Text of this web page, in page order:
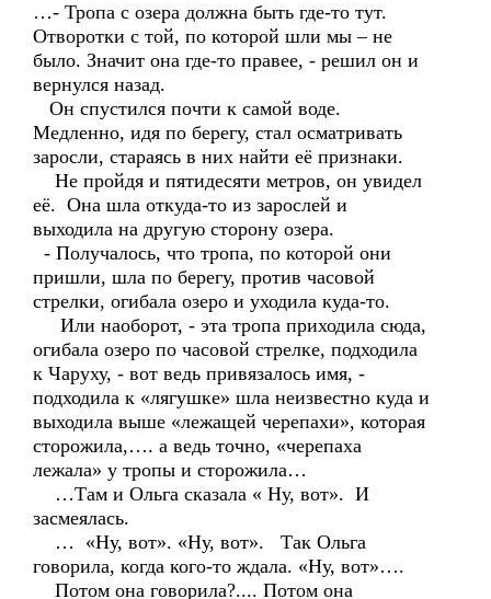
…- Тропа с озера должна быть где-то тут.
Отворотки с той, по которой шли мы – не
было. Значит она где-то правее, - решил он и
вернулся назад.
Он спустился почти к самой воде.
Медленно, идя по берегу, стал осматривать
заросли, стараясь в них найти её признаки.
Не пройдя и пятидесяти метров, он увидел
её. Она шла откуда-то из зарослей и
выходила на другую сторону озера.
- Получалось, что тропа, по которой они
пришли, шла по берегу, против часовой
стрелки, огибала озеро и уходила куда-то.
Или наоборот, - эта тропа приходила сюда,
огибала озеро по часовой стрелке, подходила
к Чаруху, - вот ведь привязалось имя, -
подходила к «лягушке» шла неизвестно куда и
выходила выше «лежащей черепахи», которая
сторожила,…. а ведь точно, «черепаха
лежала» у тропы и сторожила…
…Там и Ольга сказала « Ну, вот». И
засмеялась.
… «Ну, вот». «Ну, вот». Так Ольга
говорила, когда кого-то ждала. «Ну, вот»….
Потом она говорила?.... Потом она